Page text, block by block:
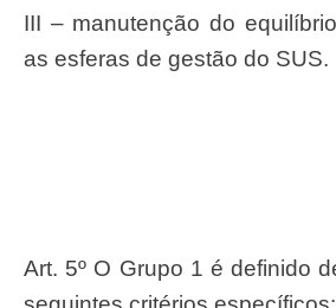
III – manutenção do equilíbrio financeiro entre
as esferas de gestão do SUS.
Art. 5º O Grupo 1 é definido de acordo com os